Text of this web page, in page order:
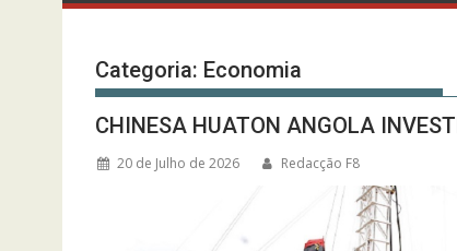
Categoria: Economia
CHINESA HUATON ANGOLA
20 de Julho de 2026 Redacção F8